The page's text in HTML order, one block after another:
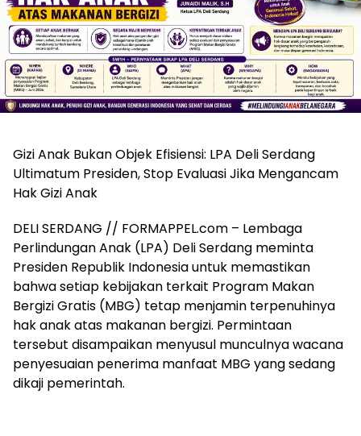
Gizi Anak Bukan Objek Efisiensi: LPA Deli Serdang
Ultimatum Presiden, Stop Evaluasi Jika Mengancam
Hak Gizi Anak
DELI SERDANG // FORMAPPEL.com – Lembaga
Perlindungan Anak (LPA) Deli Serdang meminta
Presiden Republik Indonesia untuk memastikan
bahwa setiap kebijakan terkait Program Makan
Bergizi Gratis (MBG) tetap menjamin terpenuhinya
hak anak atas makanan bergizi. Permintaan
tersebut disampaikan menyusul munculnya wacana
penyesuaian penerima manfaat MBG yang sedang
dikaji pemerintah.